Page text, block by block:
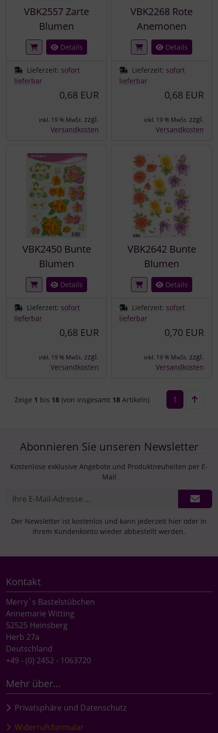
VBK2557 Zarte
Blumen
Details
Lieferzeit: sofort
lieferbar
0,68 EUR
inkl. 19 % MwSt. zzgl.
Versandkosten
VBK2268 Rote
Anemonen
Details
Lieferzeit: sofort
lieferbar
0,68 EUR
inkl. 19 % MwSt. zzgl.
Versandkosten
VBK2450 Bunte
Blumen
Details
Lieferzeit: sofort
lieferbar
0,68 EUR
inkl. 19 % MwSt. zzgl.
Versandkosten
VBK2642 Bunte
Blumen
Details
Lieferzeit: sofort
lieferbar
0,70 EUR
inkl. 19 % MwSt. zzgl.
Versandkosten
Zeige 1 bis 18(von insgesamt 18Artikeln) 1
Abonnieren Sie unseren Newsletter
Kostenlose exklusive Angebote und Produktneuheiten per E-
Mail
Der Newsletter ist kostenlos und kann jederzeit hier oder in
Ihrem Kundenkonto wieder abbestellt werden.
Kontakt
Merry`s Bastelstübchen
Annemarie Witting
52525 Heinsberg
Herb 27a
Deutschland
+49 - (0) 2452 - 1063720
Mehr über...
Privatsphäre und Datenschutz
Widerrufsformular